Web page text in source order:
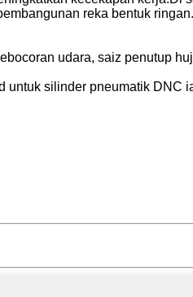
reka bentuk ringan.
udara, saiz penutup
untuk silinder pneumatik DNC